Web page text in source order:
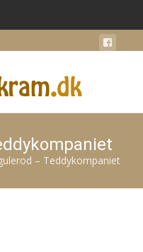
– Teddykompaniet